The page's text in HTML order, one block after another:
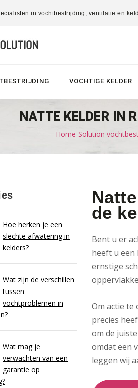
in vochtbestrijding, ventilatie en
VOCHTIGE KELDER
NATTE KELDER IN
Home-Solution
Hoe herken je een
slechte afwatering in
kelders?
Wat zijn de verschillen
tussen
vochtproblemen in
Wat mag je
verwachten van een
garantie op
de
Bent u er
heeft u een
ernstige
Om actie
precies
om de
omdat een
leggen wij